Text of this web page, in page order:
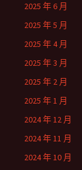
2025 年 6 月
2025 年 5 月
2025 年 4 月
2025 年 3 月
2025 年 2 月
2025 年 1 月
2024 年 12 月
2024 年 11 月
2024 年 10 月